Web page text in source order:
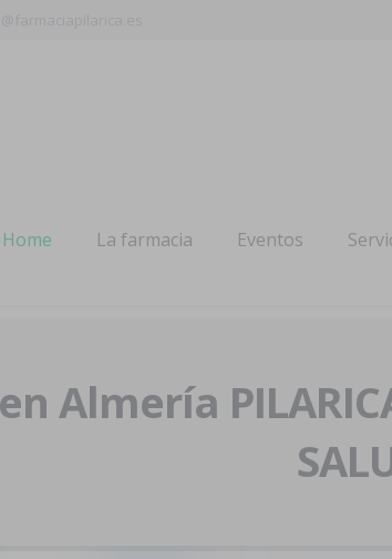
Home La farmacia Eventos
Almería